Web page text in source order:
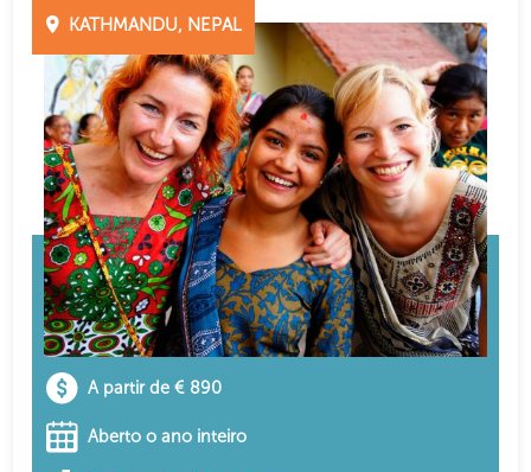
KATHMANDU, NEPAL
A partir de € 890
Aberto o ano inteiro